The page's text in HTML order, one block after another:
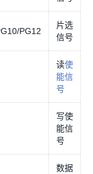
PG12
片选
信号
读使
能信
号
写使
能信
号
数据